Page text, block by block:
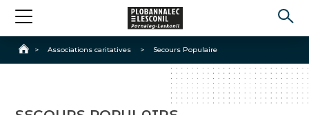
Accueil
> Associations caritatives > Secours Populaire